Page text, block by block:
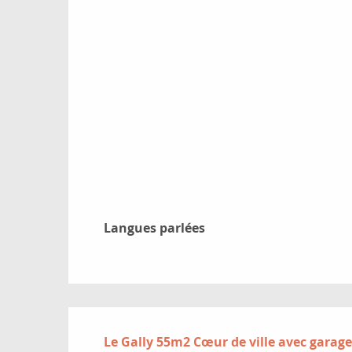
Langues parlées
Langues parlées
Le Gally 55m2 Cœur de ville avec